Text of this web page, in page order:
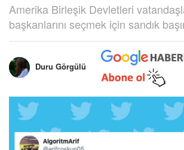
Amerika Birleşik Devletleri
başkanlarını seçmek için sandık
Duru Görgülü